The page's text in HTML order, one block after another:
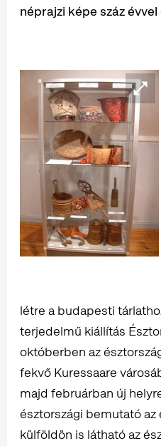
néprajzi képe száz
létre a budapesti
terjedelmű kiállítás
októberben az
fekvő Kuressaare
majd februárban új
észtországi bemutató az
külföldön is látható az